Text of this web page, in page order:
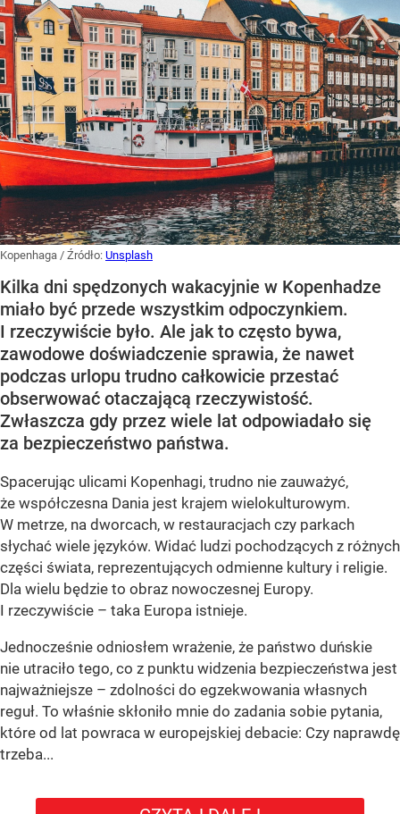
Kopenhaga / Źródło: Unsplash
Kilka dni spędzonych wakacyjnie w Kopenhadze
miało być przede wszystkim odpoczynkiem.
I rzeczywiście było. Ale jak to często bywa,
zawodowe doświadczenie sprawia, że nawet
podczas urlopu trudno całkowicie przestać
obserwować otaczającą rzeczywistość.
Zwłaszcza gdy przez wiele lat odpowiadało się
za bezpieczeństwo państwa.
Spacerując ulicami Kopenhagi, trudno nie zauważyć,
że współczesna Dania jest krajem wielokulturowym.
W metrze, na dworcach, w restauracjach czy parkach
słychać wiele języków. Widać ludzi pochodzących z różnych
części świata, reprezentujących odmienne kultury i religie.
Dla wielu będzie to obraz nowoczesnej Europy.
I rzeczywiście – taka Europa istnieje.
Jednocześnie odniosłem wrażenie, że państwo duńskie
nie utraciło tego, co z punktu widzenia bezpieczeństwa jest
najważniejsze – zdolności do egzekwowania własnych
reguł. To właśnie skłoniło mnie do zadania sobie pytania,
które od lat powraca w europejskiej debacie: Czy naprawdę
trzeba...